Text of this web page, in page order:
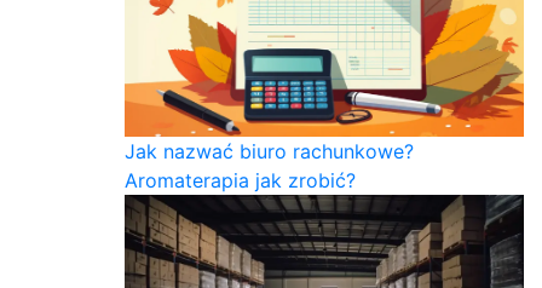
Jak nazwać biuro rachunkowe?
Aromaterapia jak zrobić?